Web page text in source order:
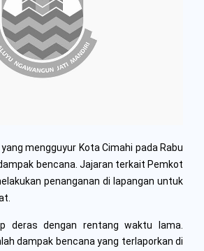
mengguyur Kota Cimahi pada Rabu
bencana. Jajaran terkait Pemkot
penanganan di lapangan untuk
deras dengan rentang waktu lama.
dampak bencana yang terlaporkan di